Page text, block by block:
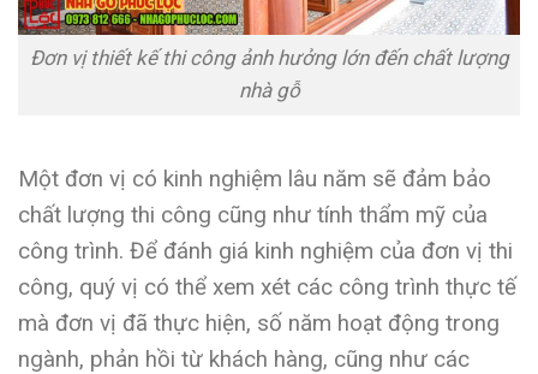
Đơn vị thiết kế thi công ảnh hưởng lớn đến chất lượng
nhà gỗ
Một đơn vị có kinh nghiệm lâu năm sẽ đảm bảo
chất lượng thi công cũng như tính thẩm mỹ của
công trình. Để đánh giá kinh nghiệm của đơn vị thi
công, quý vị có thể xem xét các công trình thực tế
mà đơn vị đã thực hiện, số năm hoạt động trong
ngành, phản hồi từ khách hàng, cũng như các